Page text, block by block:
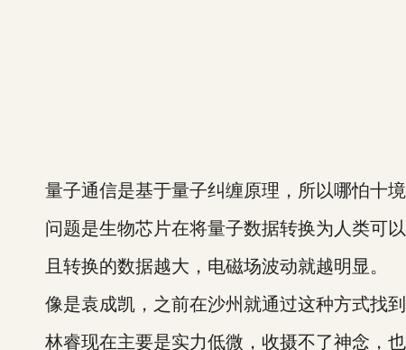
量子通信是基于量子纠缠原理，所以哪怕十境
问题是生物芯片在将量子数据转换为人类可以
且转换的数据越大，电磁场波动就越明显。
像是袁成凯，之前在沙州就通过这种方式找到
林睿现在主要是实力低微，收摄不了神念，也